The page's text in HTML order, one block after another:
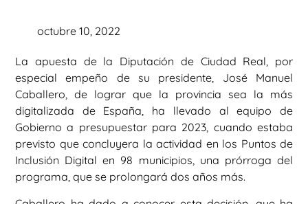
octubre 10, 2022
La apuesta de la Diputación de Ciudad Real, por
especial empeño de su presidente, José Manuel
Caballero, de lograr que la provincia sea la más
digitalizada de España, ha llevado al equipo de
Gobierno a presupuestar para 2023, cuando estaba
previsto que concluyera la actividad en los Puntos de
Inclusión Digital en 98 municipios, una prórroga del
programa, que se prolongará dos años más.